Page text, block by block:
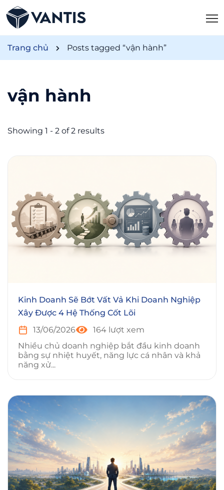
Trang chủ Posts tagged “vận hành”
vận hành
Showing 1 - 2 of 2 results
Kinh Doanh Sẽ Bớt Vất Vả Khi Doanh Nghiệp
Xây Được 4 Hệ Thống Cốt Lõi
13/06/2026
164 lượt xem
Nhiều chủ doanh nghiệp bắt đầu kinh doanh
bằng sự nhiệt huyết, năng lực cá nhân và khả
năng xử...